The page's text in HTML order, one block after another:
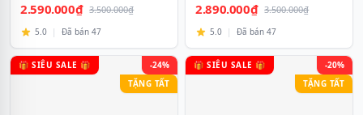
2.590.000₫ 3.500.000₫
5.0 | Đã bán 47
2.890.000₫ 3.500.000₫
5.0 | Đã bán 47
🎁 SIÊU SALE 🎁
-24%
TẶNG TẤT
🎁 SIÊU SALE 🎁
-20%
TẶNG TẤT